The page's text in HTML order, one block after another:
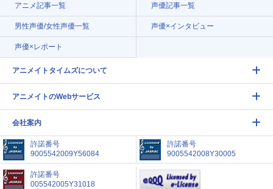
アニメ記事一覧 声優記事一覧
男性声優/女性声優一覧 声優×インタビュー
声優×レポート
アニメイトタイムズについて
アニメイトのWebサービス
会社案内
許諾番号
9005542009Y56084
許諾番号
9005542008Y30005
許諾番号
005542005Y31018